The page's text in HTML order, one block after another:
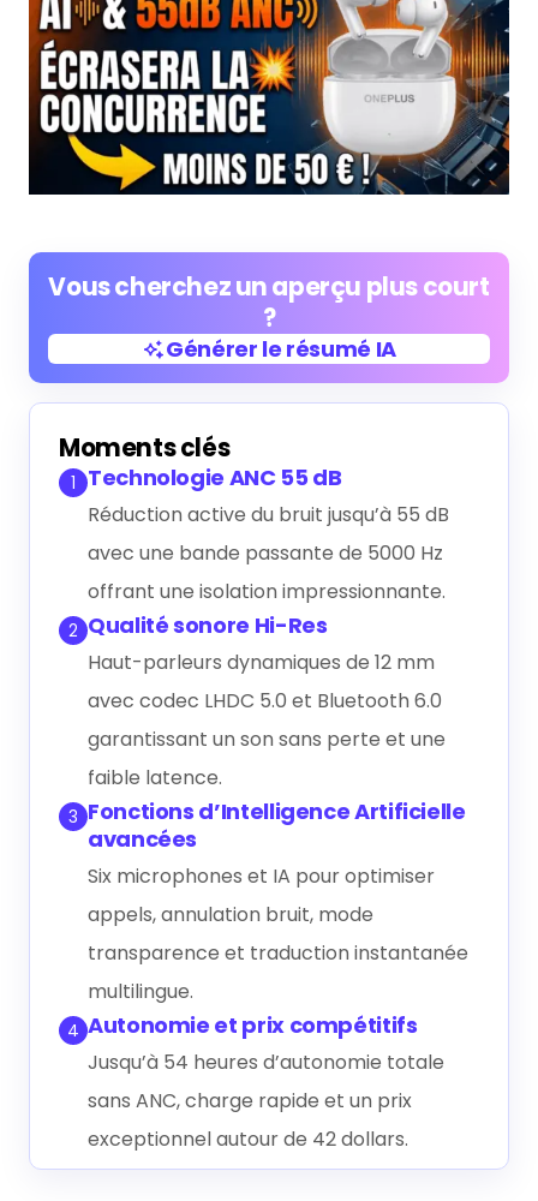
Vous cherchez un aperçu plus court
?
Générer le résumé IA
Générer le résumé IA
Moments clés
1 Technologie ANC 55 dB
Réduction active du bruit jusqu’à 55 dB
avec une bande passante de 5000 Hz
offrant une isolation impressionnante.
2 Qualité sonore Hi-Res
Haut-parleurs dynamiques de 12 mm
avec codec LHDC 5.0 et Bluetooth 6.0
garantissant un son sans perte et une
faible latence.
3 Fonctions d’Intelligence Artificielle
avancées
Six microphones et IA pour optimiser
appels, annulation bruit, mode
transparence et traduction instantanée
multilingue.
4 Autonomie et prix compétitifs
Jusqu’à 54 heures d’autonomie totale
sans ANC, charge rapide et un prix
exceptionnel autour de 42 dollars.